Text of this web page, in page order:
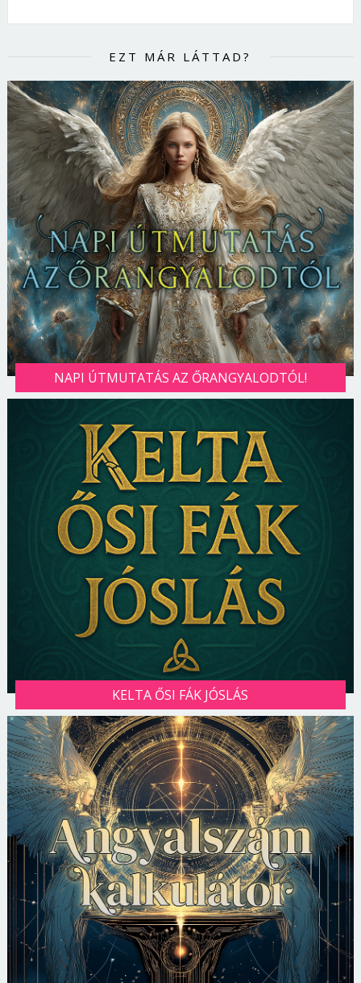
EZT MÁR LÁTTAD?
NAPI ÚTMUTATÁS AZ ŐRANGYALODTÓL!
KELTA ŐSI FÁK JÓSLÁS